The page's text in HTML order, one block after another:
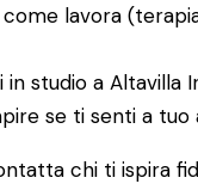
lavora
studio a Altavilla
se ti senti a
chi ti ispira